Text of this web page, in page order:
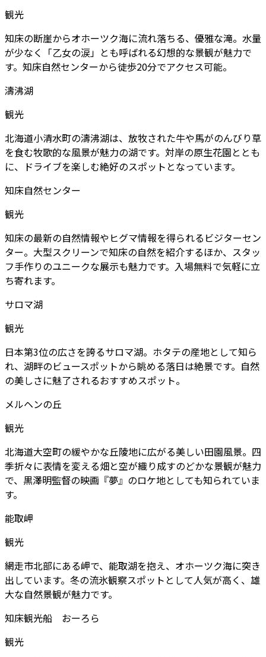
観光
知床の断崖からオホーツク海に流れ落ちる、優雅な滝。水量
が少なく「乙女の涙」とも呼ばれる幻想的な景観が魅力で
す。知床自然センターから徒歩20分でアクセス可能。
濤沸湖
観光
北海道小清水町の濤沸湖は、放牧された牛や馬がのんびり草
を食む牧歌的な風景が魅力の湖です。対岸の原生花園ととも
に、ドライブを楽しむ絶好のスポットとなっています。
知床自然センター
観光
知床の最新の自然情報やヒグマ情報を得られるビジターセン
ター。大型スクリーンで知床の自然を紹介するほか、スタッ
フ手作りのユニークな展示も魅力です。入場無料で気軽に立
ち寄れます。
サロマ湖
観光
日本第3位の広さを誇るサロマ湖。ホタテの産地として知ら
れ、湖畔のビュースポットから眺める落日は絶景です。自然
の美しさに魅了されるおすすめスポット。
メルヘンの丘
観光
北海道大空町の緩やかな丘陵地に広がる美しい田園風景。四
季折々に表情を変える畑と空が織り成すのどかな景観が魅力
で、黒澤明監督の映画『夢』のロケ地としても知られていま
す。
能取岬
観光
網走市北部にある岬で、能取湖を抱え、オホーツク海に突き
出しています。冬の流氷観察スポットとして人気が高く、雄
大な自然景観が魅力です。
知床観光船 おーろら
観光